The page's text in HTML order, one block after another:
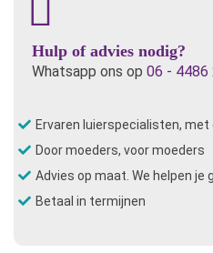
Hulp of advies nodig?
Whatsapp ons op 06 - 4486
Ervaren luierspecialisten, met
Door moeders, voor moeders
Advies op maat. We helpen je
Betaal in termijnen